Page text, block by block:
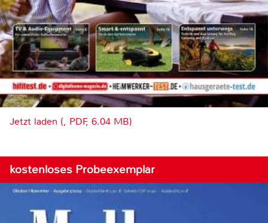
Jetzt laden (, PDF, 6.04 MB)
kostenloses Probeexemplar